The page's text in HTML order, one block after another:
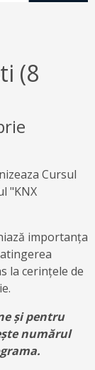
(8
Cursul
"KNX
importanța
la cerințele de
și pentru
numărul